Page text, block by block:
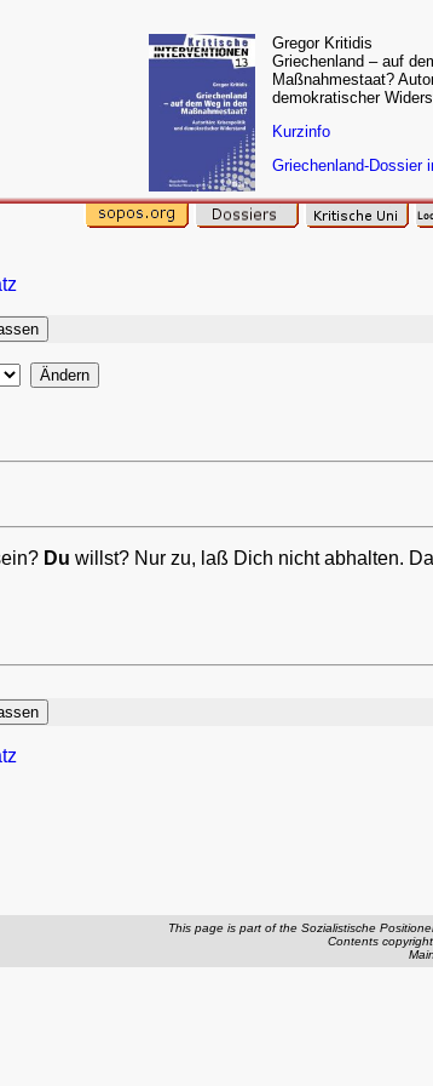
Gregor Kritidis
Griechenland – auf
Maßnahmestaat?
demokratischer
Kurzinfo
Griechenland-Dossier
Du willst? Nur zu, laß Dich nicht abhalten.
This page is part of the Sozialistische
Contents